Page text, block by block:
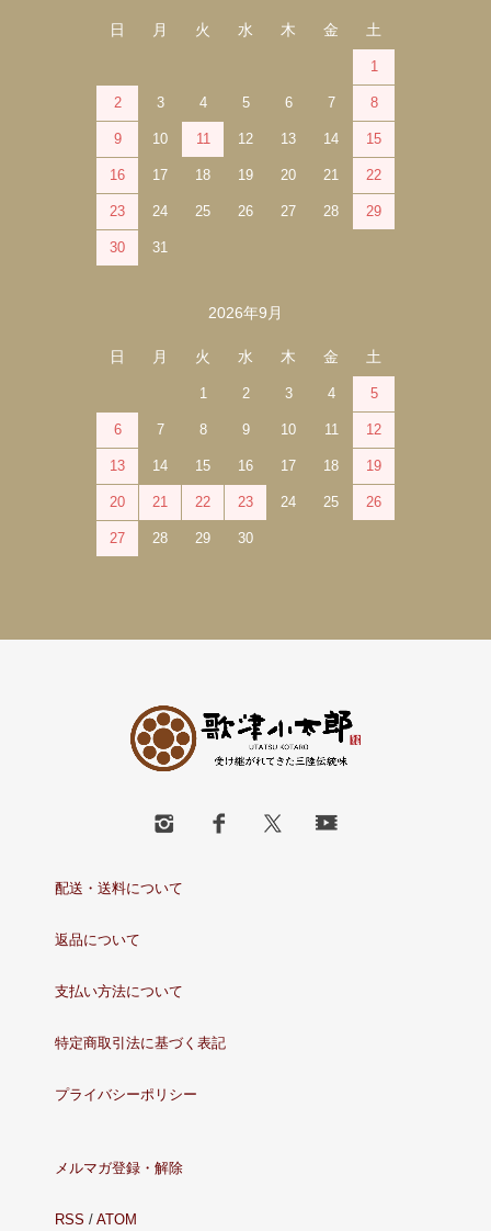
日 月 火 水 木 金 土
1
2 3 4 5 6 7 8
9 10 11 12 13 14 15
16 17 18 19 20 21 22
23 24 25 26 27 28 29
30 31
2026年9月
日 月 火 水 木 金 土
1 2 3 4 5
6 7 8 9 10 11 12
13 14 15 16 17 18 19
20 21 22 23 24 25 26
27 28 29 30
配送・送料について
返品について
支払い方法について
特定商取引法に基づく表記
プライバシーポリシー
メルマガ登録・解除
RSS / ATOM